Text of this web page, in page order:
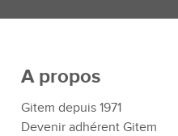
A propos
Gitem depuis 1971
Devenir adhérent Gitem